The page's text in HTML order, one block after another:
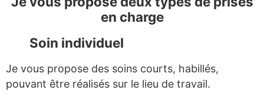
en charge
Soin individuel
Je vous propose des soins courts, habillés,
pouvant être réalisés sur le lieu de travail.